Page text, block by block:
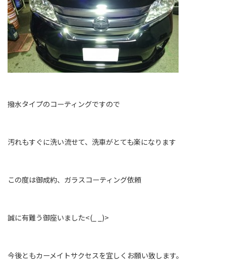
撥水タイプのコーティングですので
汚れもすぐに洗い流せて、洗車がとても楽になります
この度は御成約、ガラスコーティング依頼
誠に有難う御座いました<(_ _)>
今後ともカーメイトサクセスを宜しくお願い致します。